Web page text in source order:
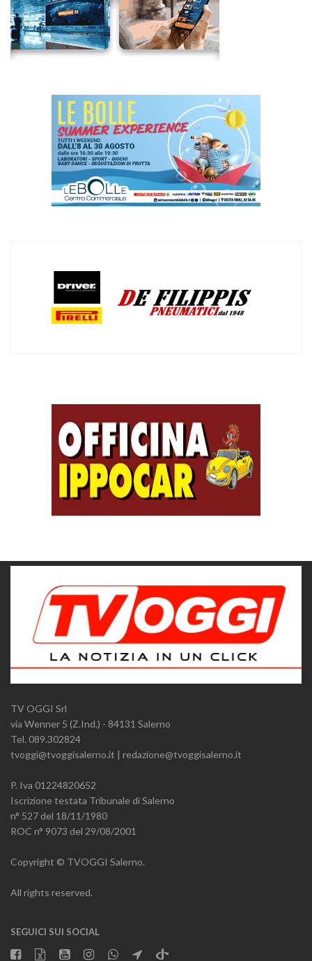
TV OGGI Srl
via Wenner 5 (Z.Ind.) - 84131 Salerno
Tel. 089.302824
tvoggi@tvoggisalerno.it | redazione@tvoggisalerno.it
P. Iva 01224820652
Iscrizione testata Tribunale di Salerno
n° 527 del 18/11/1980
ROC n° 9073 del 29/08/2001
Copyright © TVOGGI Salerno.
All rights reserved.
SEGUICI SUI SOCIAL